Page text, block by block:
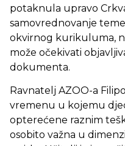
potaknula upravo
samovrednovanje
okvirnog kurikuluma,
može očekivati
dokumenta.
Ravnatelj AZOO-a
vremenu u kojemu
opterećene raznim
osobito važna u